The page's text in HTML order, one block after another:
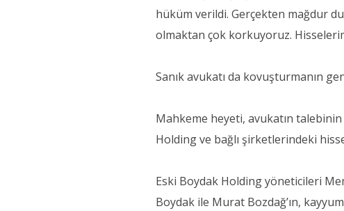
hüküm verildi. Gerçekten mağdur
olmaktan çok korkuyoruz.
Sanık avukatı da kovuşturmanın
Mahkeme heyeti, avukatın talebinin
Holding ve bağlı şirketlerindeki
Eski Boydak Holding yöneticileri
Boydak ile Murat Bozdağ’ın,